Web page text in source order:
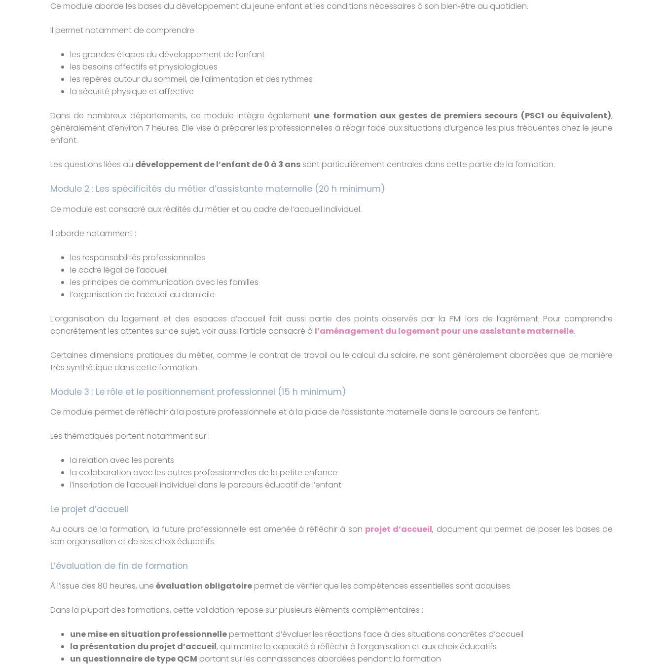
Ce module aborde les bases du développement du jeune enfant et les conditions nécessaires à son bien‑être au quotidien.
Il permet notamment de comprendre :
les grandes étapes du développement de l’enfant
les besoins affectifs et physiologiques
les repères autour du sommeil, de l’alimentation et des rythmes
la sécurité physique et affective
Dans de nombreux départements, ce module intègre également une formation aux gestes de premiers secours (PSC1 ou équivalent),
généralement d’environ 7 heures. Elle vise à préparer les professionnelles à réagir face aux situations d’urgence les plus fréquentes chez le jeune
enfant.
Les questions liées au développement de l’enfant de 0 à 3 ans sont particulièrement centrales dans cette partie de la formation.
Module 2 : Les spécificités du métier d’assistante maternelle (20 h minimum)
Ce module est consacré aux réalités du métier et au cadre de l’accueil individuel.
Il aborde notamment :
les responsabilités professionnelles
le cadre légal de l’accueil
les principes de communication avec les familles
l’organisation de l’accueil au domicile
L’organisation du logement et des espaces d’accueil fait aussi partie des points observés par la PMI lors de l’agrément. Pour comprendre
concrètement les attentes sur ce sujet, voir aussi l’article consacré à l’aménagement du logement pour une assistante maternelle.
Certaines dimensions pratiques du métier, comme le contrat de travail ou le calcul du salaire, ne sont généralement abordées que de manière
très synthétique dans cette formation.
Module 3 : Le rôle et le positionnement professionnel (15 h minimum)
Ce module permet de réfléchir à la posture professionnelle et à la place de l’assistante maternelle dans le parcours de l’enfant.
Les thématiques portent notamment sur :
la relation avec les parents
la collaboration avec les autres professionnelles de la petite enfance
l’inscription de l’accueil individuel dans le parcours éducatif de l’enfant
Le projet d’accueil
Au cours de la formation, la future professionnelle est amenée à réfléchir à son projet d’accueil, document qui permet de poser les bases de
son organisation et de ses choix éducatifs.
L’évaluation de fin de formation
À l’issue des 80 heures, une évaluation obligatoire permet de vérifier que les compétences essentielles sont acquises.
Dans la plupart des formations, cette validation repose sur plusieurs éléments complémentaires :
une mise en situation professionnelle permettant d’évaluer les réactions face à des situations concrètes d’accueil
la présentation du projet d’accueil, qui montre la capacité à réfléchir à l’organisation et aux choix éducatifs
un questionnaire de type QCM portant sur les connaissances abordées pendant la formation